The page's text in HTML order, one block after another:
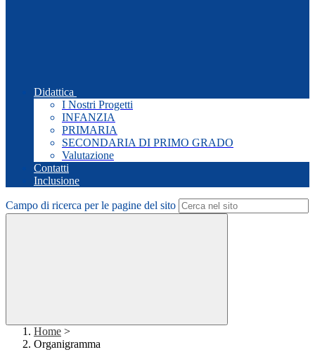
Didattica
I Nostri Progetti
INFANZIA
PRIMARIA
SECONDARIA DI PRIMO GRADO
Valutazione
Contatti
Inclusione
Campo di ricerca per le pagine del sito
Home >
Organigramma